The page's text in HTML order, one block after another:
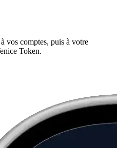
vos comptes, puis à votre
Token.